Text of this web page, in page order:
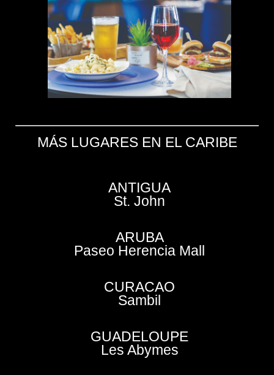
MÁS LUGARES EN EL CARIBE
ANTIGUA
St. John
ARUBA
Paseo Herencia Mall
CURACAO
Sambil
GUADELOUPE
Les Abymes